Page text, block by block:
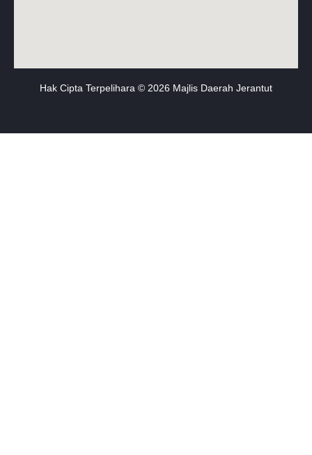
Hak Cipta Terpelihara © 2026 Majlis Daerah Jerantut